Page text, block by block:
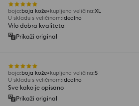
boja:boja kože kupljena veličina:XL
U skladu s veličinom:idealno
Vrlo dobra kvaliteta
Prikaži original
boja:boja kože kupljena veličina:S
U skladu s veličinom:idealno
Sve kako je opisano
Prikaži original